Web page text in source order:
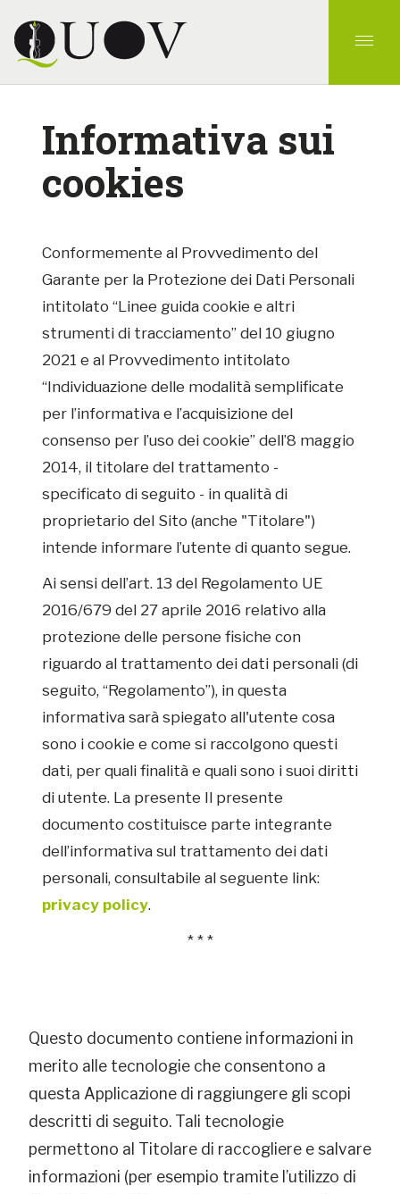
Informativa sui
cookies
Conformemente al Provvedimento del
Garante per la Protezione dei Dati Personali
intitolato “Linee guida cookie e altri
strumenti di tracciamento” del 10 giugno
2021 e al Provvedimento intitolato
“Individuazione delle modalità semplificate
per l’informativa e l’acquisizione del
consenso per l’uso dei cookie” dell’8 maggio
2014, il titolare del trattamento -
specificato di seguito - in qualità di
proprietario del Sito (anche "Titolare")
intende informare l’utente di quanto segue.
Ai sensi dell’art. 13 del Regolamento UE
2016/679 del 27 aprile 2016 relativo alla
protezione delle persone fisiche con
riguardo al trattamento dei dati personali (di
seguito, “Regolamento”), in questa
informativa sarà spiegato all'utente cosa
sono i cookie e come si raccolgono questi
dati, per quali finalità e quali sono i suoi diritti
di utente. La presente Il presente
documento costituisce parte integrante
dell’informativa sul trattamento dei dati
personali, consultabile al seguente link:
privacy policy.
* * *
Questo documento contiene informazioni in
merito alle tecnologie che consentono a
questa Applicazione di raggiungere gli scopi
descritti di seguito. Tali tecnologie
permettono al Titolare di raccogliere e salvare
informazioni (per esempio tramite l’utilizzo di